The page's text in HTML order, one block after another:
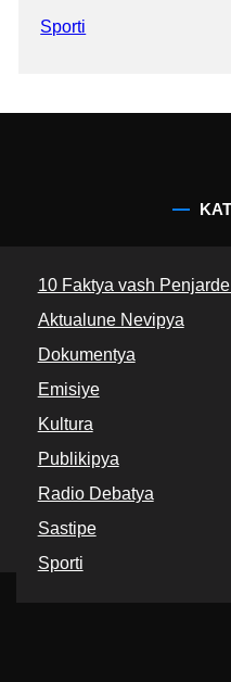
Sporti
10 Faktya vash
Aktualune Nevipya
Dokumentya
Emisiye
Kultura
Publikipya
Radio Debatya
Sastipe
Sporti